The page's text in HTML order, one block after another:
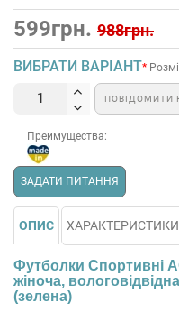
599грн. 988грн.
ВИБРАТИ ВАРІАНТ
ПОВІДОМИТИ
Преимущества:
ЗАДАТИ ПИТАННЯ
ОПИС ХАРАКТЕРИСТИКИ
Футболки Спортивні
жіноча,
(зелена)